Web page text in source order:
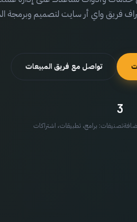
فريق واي أر سايت لتصميم وبرمجة
تواصل مع فريق المبيعات
3
تصنيفات: برامج، تطبيقات، اشتراكات